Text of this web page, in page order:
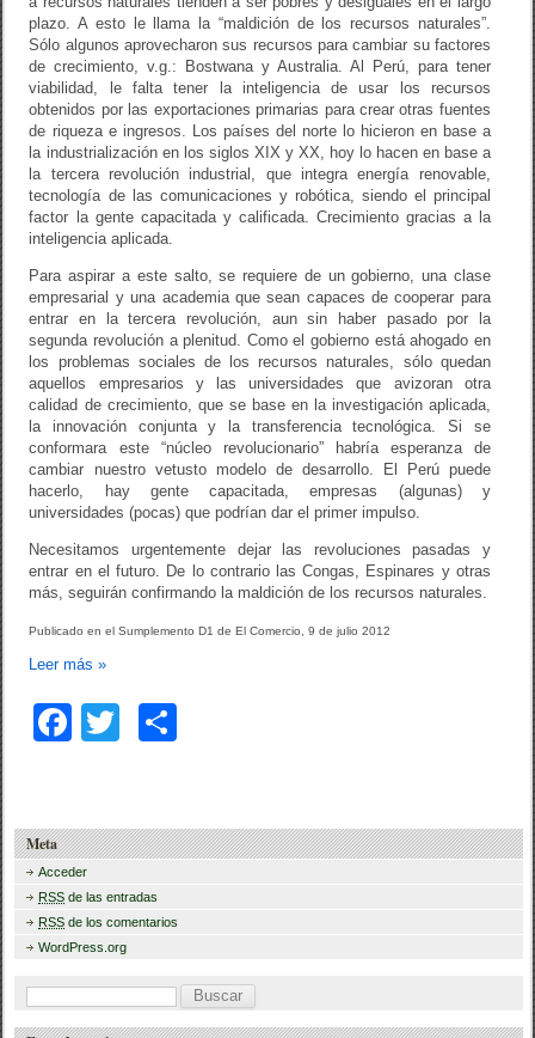
plazo. A esto le llama la “maldición de los recursos naturales”.
Sólo algunos aprovecharon sus recursos para cambiar su factores
de crecimiento, v.g.: Bostwana y Australia. Al Perú, para tener
viabilidad, le falta tener la inteligencia de usar los recursos
obtenidos por las exportaciones primarias para crear otras fuentes
de riqueza e ingresos. Los países del norte lo hicieron en base a
la industrialización en los siglos XIX y XX, hoy lo hacen en base a
la tercera revolución industrial, que integra energía renovable,
tecnología de las comunicaciones y robótica, siendo el principal
factor la gente capacitada y calificada. Crecimiento gracias a la
inteligencia aplicada.
Para aspirar a este salto, se requiere de un gobierno, una clase
empresarial y una academia que sean capaces de cooperar para
entrar en la tercera revolución, aun sin haber pasado por la
segunda revolución a plenitud. Como el gobierno está ahogado en
los problemas sociales de los recursos naturales, sólo quedan
aquellos empresarios y las universidades que avizoran otra
calidad de crecimiento, que se base en la investigación aplicada,
la innovación conjunta y la transferencia tecnológica. Si se
conformara este “núcleo revolucionario” habría esperanza de
cambiar nuestro vetusto modelo de desarrollo. El Perú puede
hacerlo, hay gente capacitada, empresas (algunas) y
universidades (pocas) que podrían dar el primer impulso.
Necesitamos urgentemente dejar las revoluciones pasadas y
entrar en el futuro. De lo contrario las Congas, Espinares y otras
más, seguirán confirmando la maldición de los recursos naturales.
Publicado en el Sumplemento D1 de El Comercio, 9 de julio 2012
Leer más»
F
e
b
o
o
k
T
er p
tir
Meta
Acceder
RSS de las entradas
RSS de los comentarios
WordPress.org
B
u